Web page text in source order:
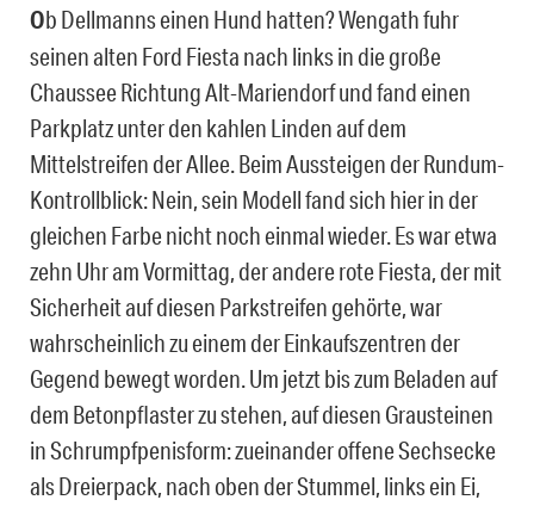
Ob Dellmanns einen Hund hatten? Wengath fuhr
seinen alten Ford Fiesta nach links in die große
Chaussee Richtung Alt-Mariendorf und fand einen
Parkplatz unter den kahlen Linden auf dem
Mittelstreifen der Allee. Beim Aussteigen der Rundum-
Kontrollblick: Nein, sein Modell fand sich hier in der
gleichen Farbe nicht noch einmal wieder. Es war etwa
zehn Uhr am Vormittag, der andere rote Fiesta, der mit
Sicherheit auf diesen Parkstreifen gehörte, war
wahrscheinlich zu einem der Einkaufszentren der
Gegend bewegt worden. Um jetzt bis zum Beladen auf
dem Betonpflaster zu stehen, auf diesen Grausteinen
in Schrumpfpenisform: zueinander offene Sechsecke
als Dreierpack, nach oben der Stummel, links ein Ei,